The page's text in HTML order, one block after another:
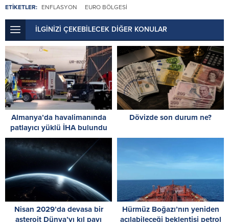
ETİKETLER: ENFLASYON EURO BÖLGESI
İLGİNİZİ ÇEKEBİLECEK DİĞER KONULAR
Almanya’da havalimanında
patlayıcı yüklü İHA bulundu
Dövizde son durum ne?
Nisan 2029’da devasa bir
asteroit Dünya’yı kıl payı
Hürmüz Boğazı’nın yeniden
açılabileceği beklentisi petrol